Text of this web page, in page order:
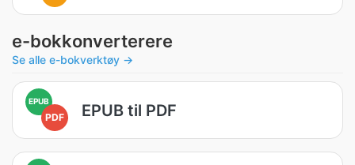
e-bokkonverterere
Se alle e-bokverktøy →
EPUB
PDF EPUB til PDF